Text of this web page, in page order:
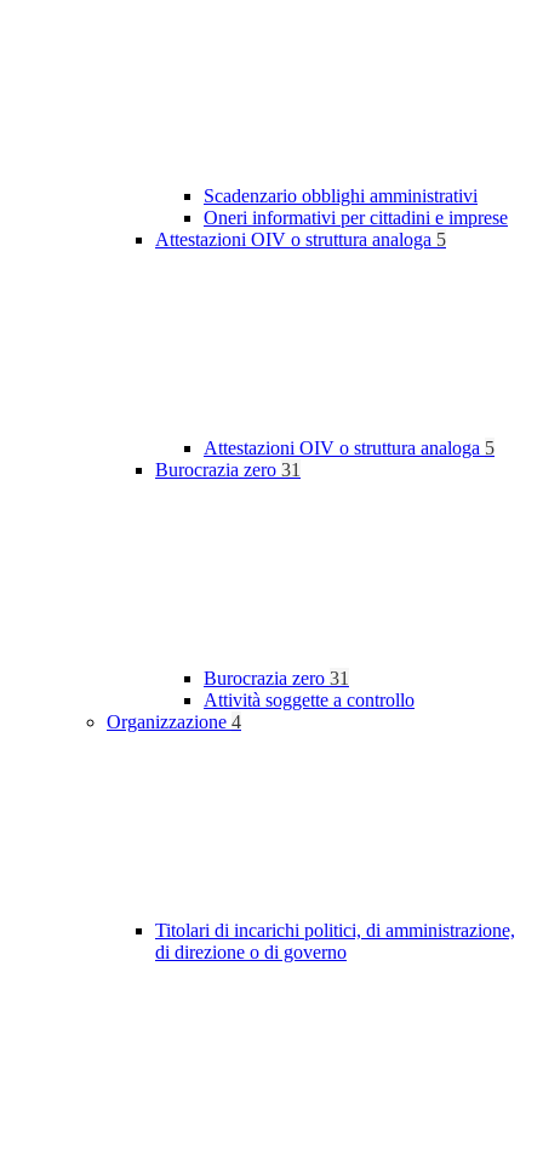
Scadenzario obblighi amministrativi
Oneri informativi per cittadini e imprese
Attestazioni OIV o struttura analoga 5
Attestazioni OIV o struttura analoga 5
Burocrazia zero 31
Burocrazia zero 31
Attività soggette a controllo
Organizzazione 4
Titolari di incarichi politici, di amministrazione,
di direzione o di governo